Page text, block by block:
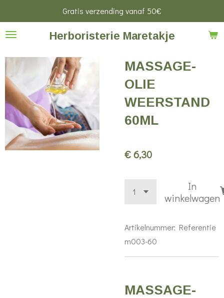
naar
hoofdinhoud
Herboristerie Maretakje
Gratis verzending vanaf 50€
MASSAGE-
OLIE
WEERSTAND
60ML
€ 6,30
In
winkelwagen
Artikelnummer: Referentie
m003-60
MASSAGE-